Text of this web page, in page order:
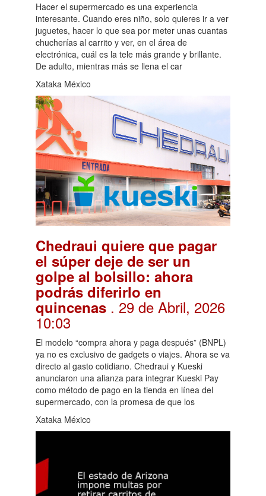
Hacer el supermercado es una experiencia
interesante. Cuando eres niño, solo quieres ir a ver
juguetes, hacer lo que sea por meter unas cuantas
chucherías al carrito y ver, en el área de
electrónica, cuál es la tele más grande y brillante.
De adulto, mientras más se llena el car
Xataka México
Chedraui quiere que pagar
el súper deje de ser un
golpe al bolsillo: ahora
podrás diferirlo en
quincenas . 29 de Abril, 2026
10:03
El modelo “compra ahora y paga después” (BNPL)
ya no es exclusivo de gadgets o viajes. Ahora se va
directo al gasto cotidiano. Chedraui y Kueski
anunciaron una alianza para integrar Kueski Pay
como método de pago en la tienda en línea del
supermercado, con la promesa de que los
Xataka México